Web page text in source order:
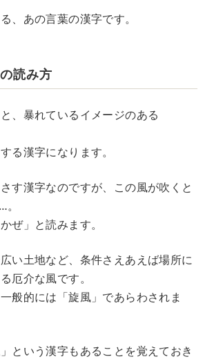
、あの言葉の漢字です。
読み方
、暴れているイメージのある
る漢字になります。
す漢字なのですが、この風が吹くと
ぜ」と読みます。
い土地など、条件さえあえば場所に
厄介な風です。
般的には「旋風」であらわされま
という漢字もあることを覚えておき